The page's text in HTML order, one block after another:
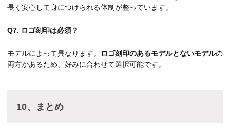
長く安心して身につけられる体制が整っています。
Q7. ロゴ刻印は必須？
モデルによって異なります。 ロゴ刻印のあるモデルとないモデルの
両方があるため、好みに合わせて選択可能です。
10、まとめ